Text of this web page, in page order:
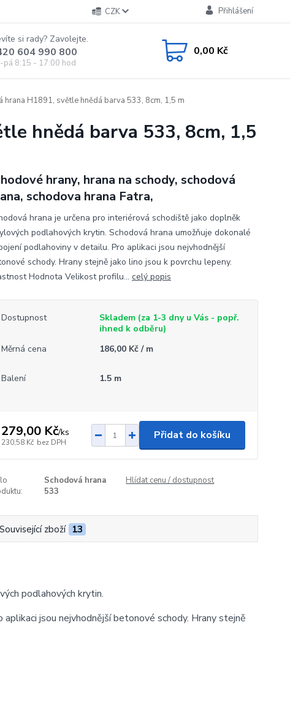
CZK Přihlášení
si rady? Zavolejte.
604 990 800
pá 8:15 - 17:00 hod
0,00 Kč
hrana H1891, světle hnědá barva 533, 8cm, 1,5 m
hnědá barva 533, 8cm, 1,5
hrany, hrana na schody, schodová
schodova hrana Fatra,
hrana je určena pro interiérová schodiště jako doplněk
podlahových krytin. Schodová hrana umožňuje dokonalé
podlahoviny v detailu. Pro aplikaci jsou nejvhodnější
schody. Hrany stejně jako lino jsou k povrchu lepeny.
Hodnota Velikost profilu... celý popis
Dostupnost
Skladem (za 1-3 dny u Vás - popř.
ihned k odběru)
Měrná cena
186,00 Kč / m
Balení 1.5 m
279,00 Kč/ks
230,58 Kč bez DPH
Přidat do košíku
Schodová hrana
533
Hlídat cenu / dostupnost
Související zboží 13
podlahových krytin.
jsou nejvhodnější betonové schody. Hrany stejně